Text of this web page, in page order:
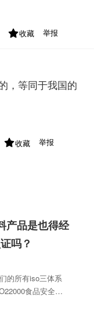
收藏 举报
，等同于我国的
收藏 举报
产品是也得经
吗？
的所有iso三体系
食品安全管
系、ISO14000环